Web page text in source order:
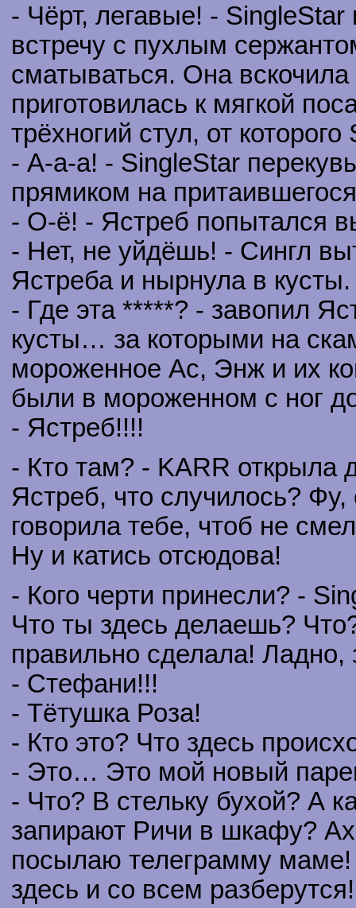
- Чёрт, легавые! -
встречу с пухлым
сматываться. Она вскочила
приготовилась к мягкой
трёхногий стул, от
- А-а-а! - SingleStar
прямиком на
- О-ё! - Ястреб попытался
- Нет, не уйдёшь! - Сингл
Ястреба и нырнула в кусты.
- Где эта *****? - завопил
кусты… за которыми на
мороженное Ас, Энж и их
были в мороженном с ног
- Ястреб!!!!
- Кто там? - KARR открыла
Ястреб, что случилось?
говорила тебе, чтоб не
Ну и катись отсюдова!
- Кого черти принесли? -
Что ты здесь делаешь?
правильно сделала! Ладно,
- Стефани!!!
- Тётушка Роза!
- Кто это? Что здесь
- Это… Это мой новый
- Что? В стельку бухой? А
запирают Ричи в шкафу?
посылаю телеграмму маме!
здесь и со всем разберутся!